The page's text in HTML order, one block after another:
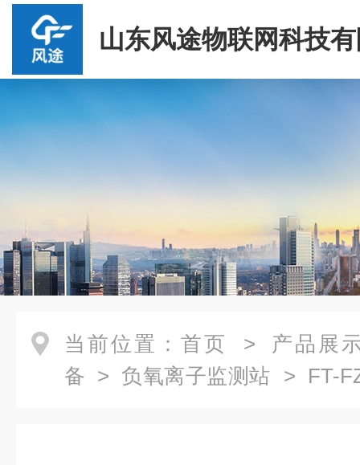
山东风途物联网科技
当前位置： 首页 > 产品展
备 > 负氧离子监测站 > FT-